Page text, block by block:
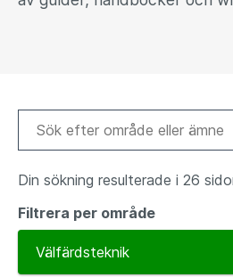
Din sökning resulterade i 26
Filtrera per område